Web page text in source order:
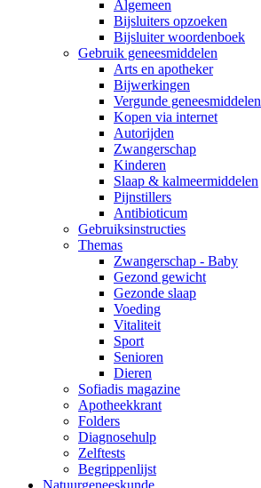
Algemeen
Bijsluiters opzoeken
Bijsluiter woordenboek
Gebruik geneesmiddelen
Arts en apotheker
Bijwerkingen
Vergunde geneesmiddelen
Kopen via internet
Autorijden
Zwangerschap
Kinderen
Slaap & kalmeermiddelen
Pijnstillers
Antibioticum
Gebruiksinstructies
Themas
Zwangerschap - Baby
Gezond gewicht
Gezonde slaap
Voeding
Vitaliteit
Sport
Senioren
Dieren
Sofiadis magazine
Apotheekkrant
Folders
Diagnosehulp
Zelftests
Begrippenlijst
Natuurgeneeskunde